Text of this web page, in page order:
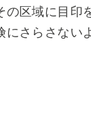
区域に目印
さらさない